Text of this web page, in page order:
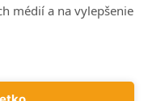
médií a na vylepšenie